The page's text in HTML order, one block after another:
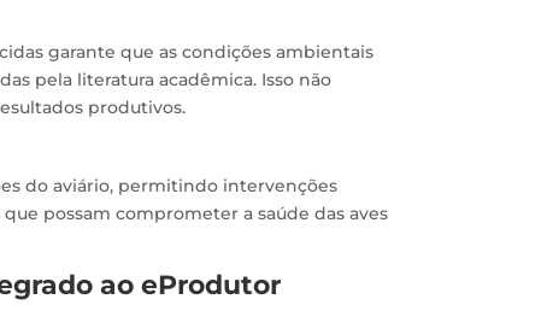
garante que as condições ambientais
pela literatura acadêmica. Isso não
produtivos.
do aviário, permitindo intervenções
possam comprometer a saúde das aves
ao eProdutor